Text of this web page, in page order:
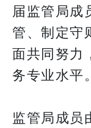
届监管局成
管、制定守
面共同努力
务专业水平
监管局成员